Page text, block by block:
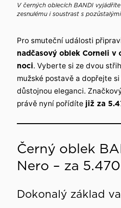
V černých oblecích BANDI
zesnulému i soustrast s pozůstalými
Pro smuteční události
nadčasový oblek Corneli v
noci. Vyberte si ze dvou
mužské postavě a dopřejte
důstojnou eleganci.
právě nyní pořídíte již za
Černý oblek
Nero – za
Dokonalý základ